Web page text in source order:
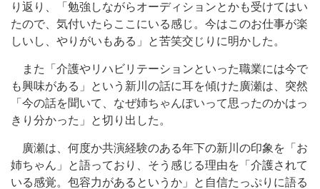
り返り、「勉強しながらオーディションとかも受けてはい
たので、気付いたらここにいる感じ。今はこのお仕事が楽
しいし、やりがいもある」と苦笑交じりに明かした。
また「介護やリハビリテーションといった職業には今で
も興味がある」という新川の話に耳を傾けた廣瀬は、突然
「今の話を聞いて、なぜ姉ちゃんぽいって思ったのかはっ
きり分かった」と切り出した。
廣瀬は、何度か共演経験のある年下の新川の印象を「お
姉ちゃん」と語っており、そう感じる理由を「介護されて
いる感覚。包容力があるというか」と自信たっぷりに語る